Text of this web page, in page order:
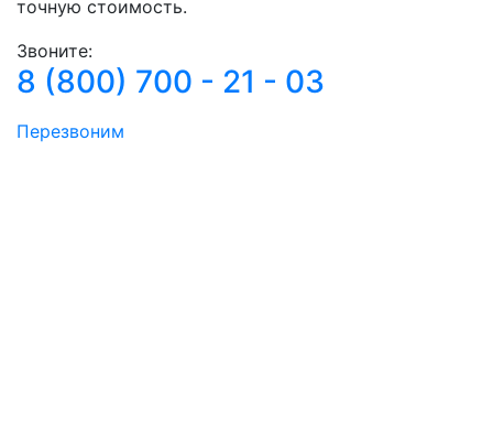
точную стоимость.
Звоните:
8 (800) 700 - 21 - 03
Перезвоним